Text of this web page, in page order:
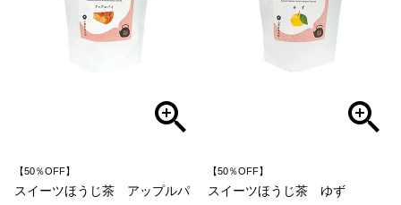
【50％OFF】
スイーツほうじ茶 アップルパ
【50％OFF】
スイーツほうじ茶 ゆず